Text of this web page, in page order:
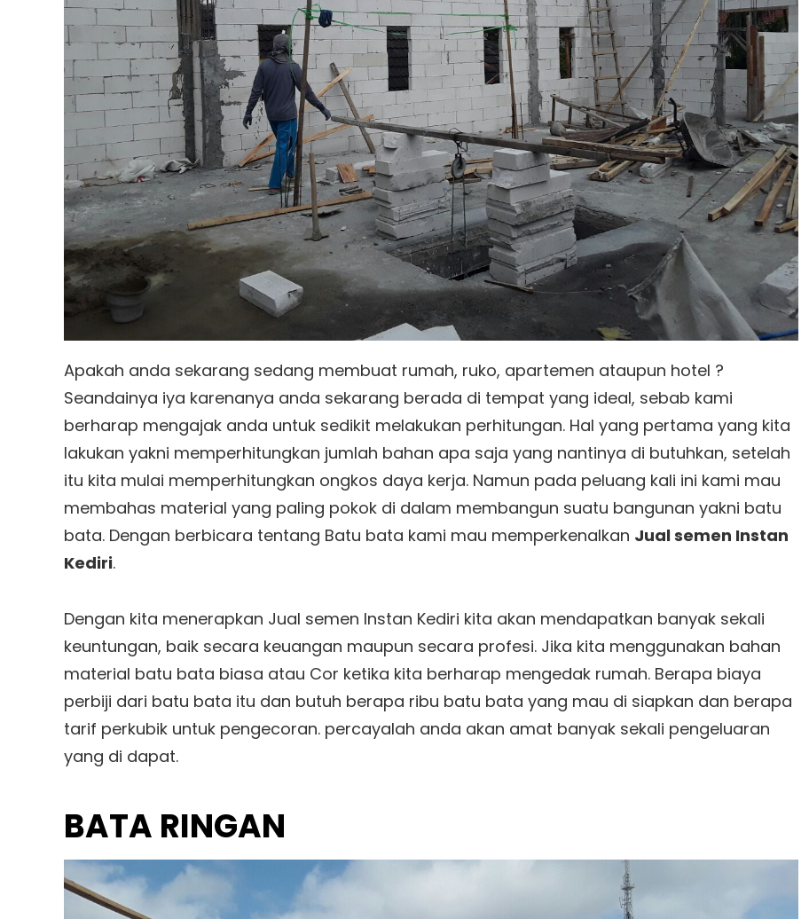
Apakah anda sekarang sedang membuat rumah, ruko, apartemen ataupun hotel ?
Seandainya iya karenanya anda sekarang berada di tempat yang ideal, sebab kami
berharap mengajak anda untuk sedikit melakukan perhitungan. Hal yang pertama yang kita
lakukan yakni memperhitungkan jumlah bahan apa saja yang nantinya di butuhkan, setelah
itu kita mulai memperhitungkan ongkos daya kerja. Namun pada peluang kali ini kami mau
membahas material yang paling pokok di dalam membangun suatu bangunan yakni batu
bata. Dengan berbicara tentang Batu bata kami mau memperkenalkan Jual semen Instan
Kediri.
Dengan kita menerapkan Jual semen Instan Kediri kita akan mendapatkan banyak sekali
keuntungan, baik secara keuangan maupun secara profesi. Jika kita menggunakan bahan
material batu bata biasa atau Cor ketika kita berharap mengedak rumah. Berapa biaya
perbiji dari batu bata itu dan butuh berapa ribu batu bata yang mau di siapkan dan berapa
tarif perkubik untuk pengecoran. percayalah anda akan amat banyak sekali pengeluaran
yang di dapat.
BATA RINGAN